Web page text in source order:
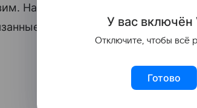
Надежная защита — уникальные,
с вашей биографией», —
У вас включён
Отключите, чтобы всё
Готово